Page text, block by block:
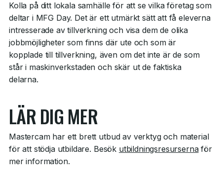
Kolla på ditt lokala samhälle för att se vilka företag som
deltar i MFG Day. Det är ett utmärkt sätt att få eleverna
intresserade av tillverkning och visa dem de olika
jobbmöjligheter som finns där ute och som är
kopplade till tillverkning, även om det inte är de som
står i maskinverkstaden och skär ut de faktiska
delarna.
LÄR DIG MER
Mastercam har ett brett utbud av verktyg och material
för att stödja utbildare. Besök utbildningsresursernaför
mer information.